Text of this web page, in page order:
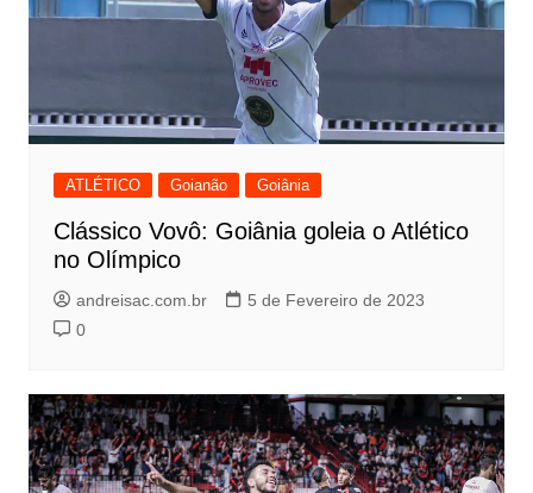
ATLÉTICO Goianão Goiânia
Clássico Vovô: Goiânia goleia o Atlético
no Olímpico
andreisac.com.br
5 de Fevereiro de 2023
0